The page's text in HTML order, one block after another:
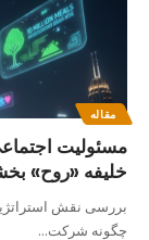
مقاله
خلیفه «روح»
چگونه شرکت…